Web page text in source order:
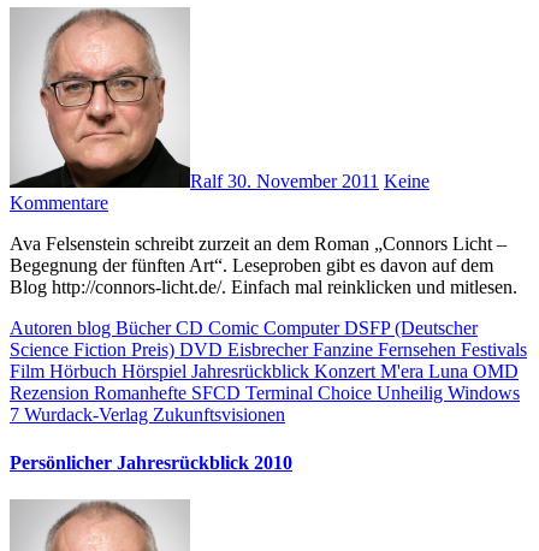
Ralf30. November 2011 Keine
Kommentare
Ava Felsenstein schreibt zurzeit an dem Roman „Connors Licht –
Begegnung der fünften Art“. Leseproben gibt es davon auf dem
Blog http://connors-licht.de/. Einfach mal reinklicken und mitlesen.
Autoren blog BücherCD Comic ComputerDSFP (Deutscher
Science Fiction Preis) DVD EisbrecherFanzine Fernsehen Festivals
Film Hörbuch Hörspiel Jahresrückblick KonzertM'era Luna OMD
Rezension Romanhefte SFCD Terminal Choice Unheilig Windows
7 Wurdack-Verlag Zukunftsvisionen
Persönlicher Jahresrückblick 2010